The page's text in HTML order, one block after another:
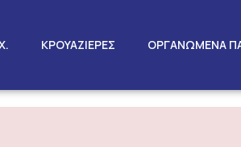
ΚΡΟΥΑΖΙΕΡΕΣ ΟΡΓΑΝΩΜΕΝΑ